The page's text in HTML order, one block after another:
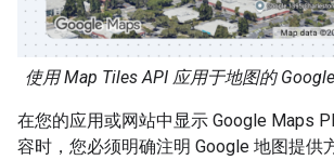
使用 Map Tiles API 应用于地图的
在您的应用或网站中显示 Google Maps
容时，您必须明确注明 Google 地图提供